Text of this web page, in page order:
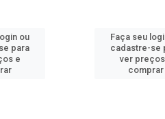
ou
para
e
Faça seu
cadastre-se
ver
comprar